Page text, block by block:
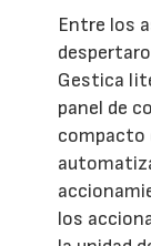
Entre los
Gestica
panel de
compacto
los